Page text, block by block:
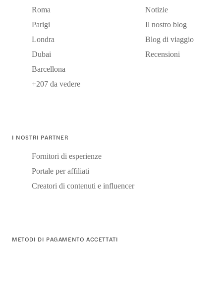
Roma
Parigi
Londra
Dubai
Barcellona
+207 da vedere
Notizie
Il nostro blog
Blog di viaggio
Recensioni
I NOSTRI PARTNER
Fornitori di esperienze
Portale per affiliati
Creatori di contenuti e influencer
METODI DI PAGAMENTO ACCETTATI